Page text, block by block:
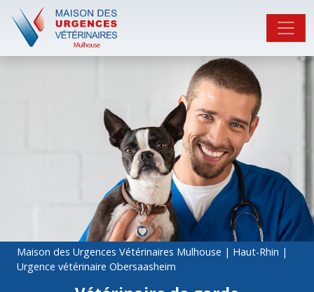
Maison des Urgences Vétérinaires Mulhouse | Haut-Rhin |
Urgence vétérinaire Obersaasheim